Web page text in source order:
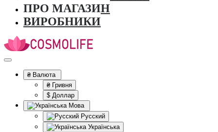
ПРО МАГАЗИН
ВИРОБНИКИ
₴ Валюта
₴ Гривня
$ Доллар
Мова
Русский
Українська